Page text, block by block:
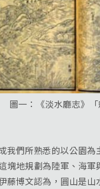
圖一：《淡水廳志》「
們所熟悉的以公園為
塊地規劃為陸軍、海
博文認為，圓山是